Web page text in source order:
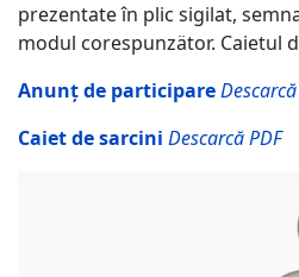
prezentate în plic sigilat,
modul corespunzätor. Caietul
Anunț de participare
Caiet de sarcini Descarcă PDF